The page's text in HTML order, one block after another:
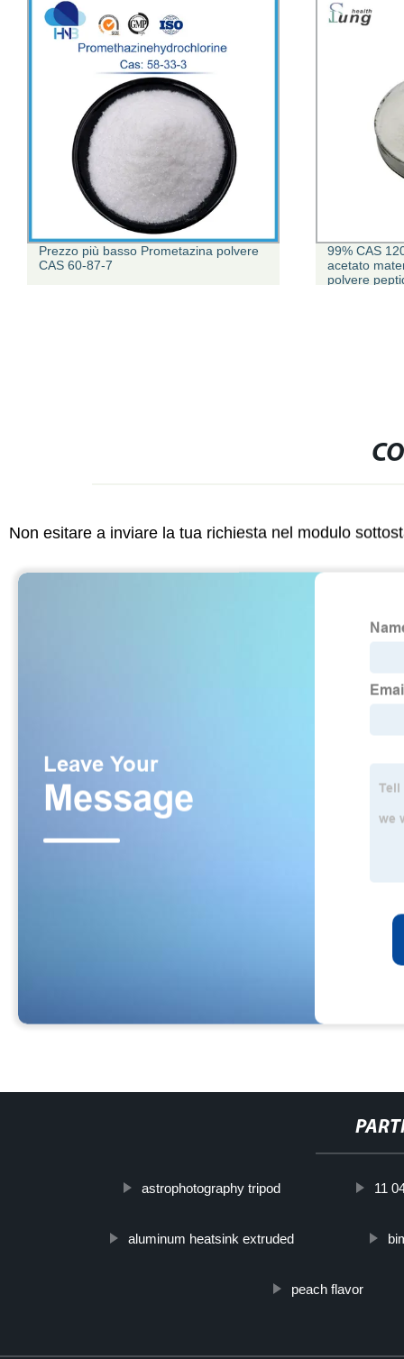
99% CAS 120287-85-6 Cetrorelix
acetato materiale Cetrorelix acetato
Litio
litio
Non esitare a inviare la tua richiesta nel modulo
astrophotography tripod 11
aluminum heatsink extruded
peach flavor